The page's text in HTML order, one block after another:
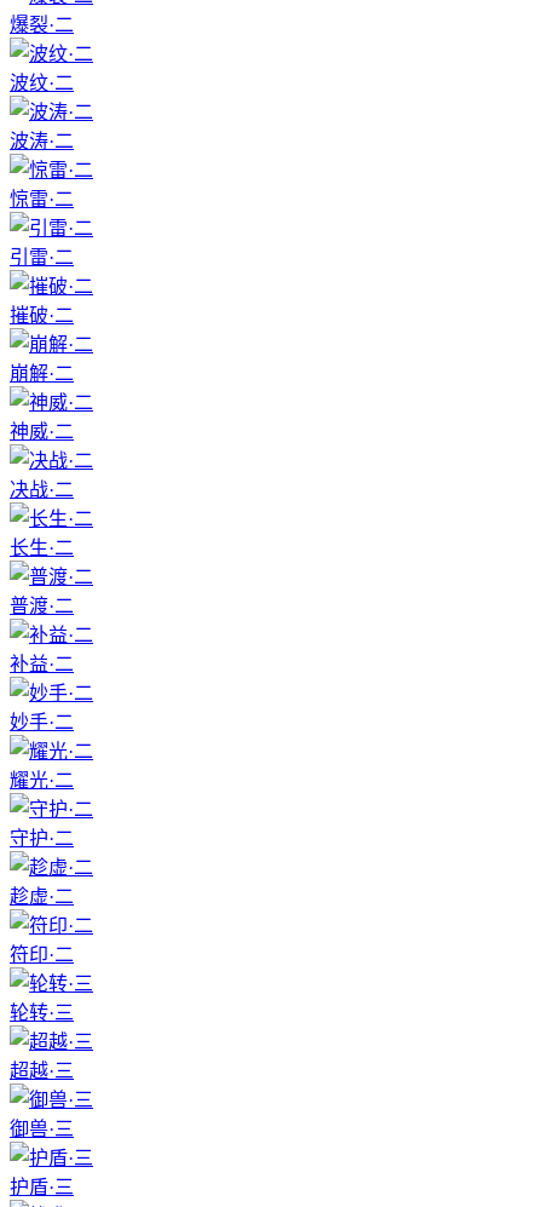
爆裂·二
波纹·二
波涛·二
惊雷·二
引雷·二
摧破·二
崩解·二
神威·二
决战·二
长生·二
普渡·二
补益·二
妙手·二
耀光·二
守护·二
趁虚·二
符印·二
轮转·三
超越·三
御兽·三
护盾·三